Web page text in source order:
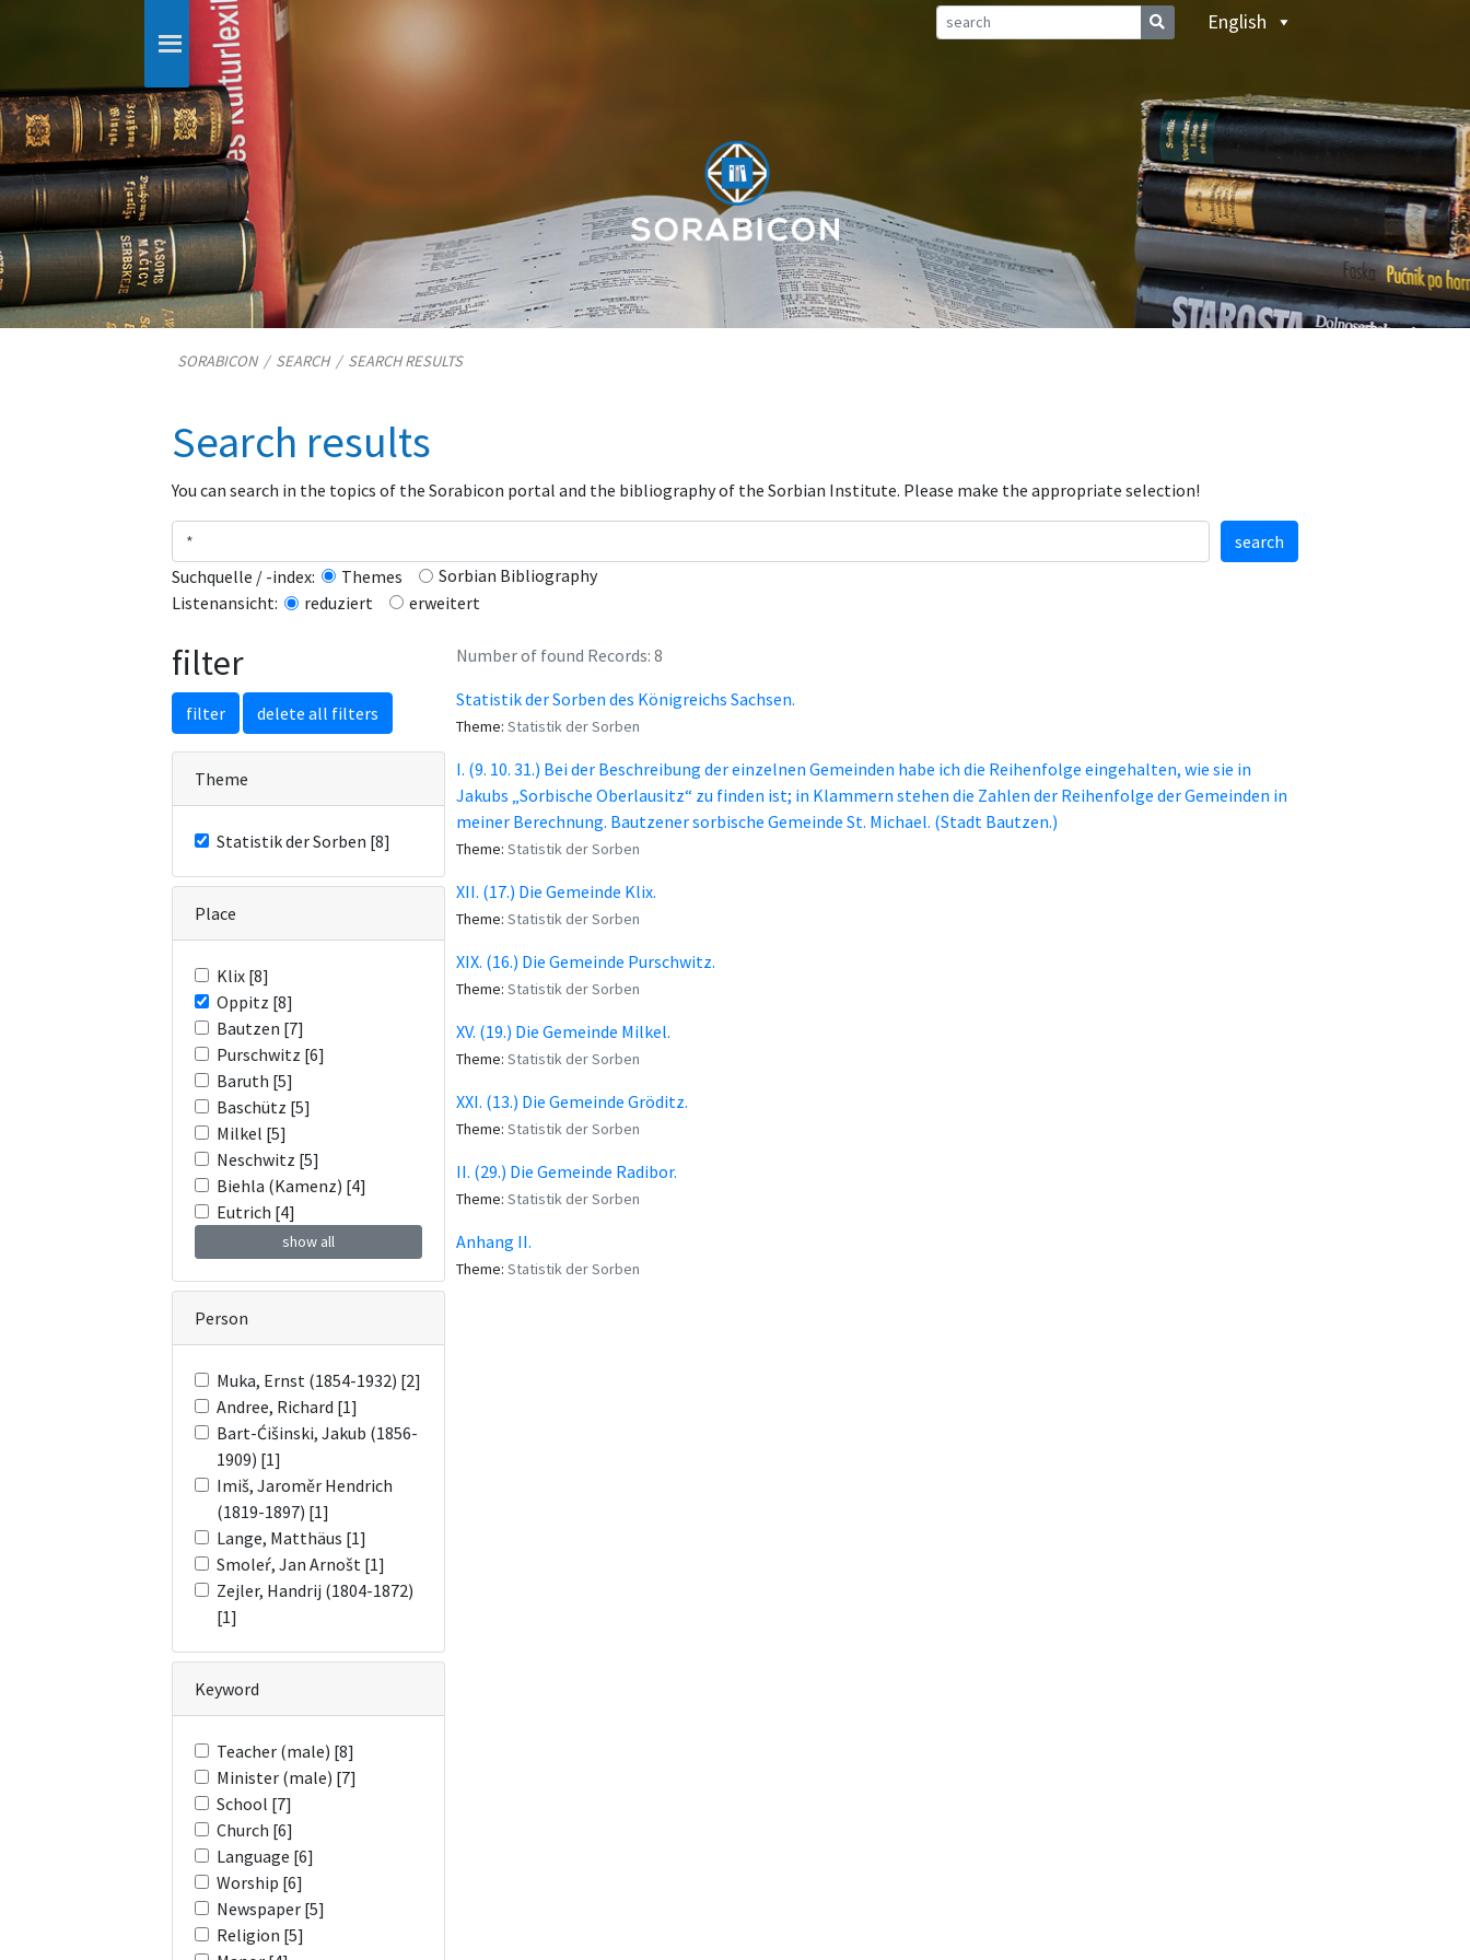
English
SORABICON/ SEARCH/ SEARCH RESULTS
Search results
You can search in the topics of the Sorabicon portal and the bibliography of the Sorbian Institute. Please make the appropriate selection!
Suchquelle / -index: Themes
Sorbian Bibliography
Listenansicht:
reduziert erweitert
search
filter
filter delete all filters
Theme
Statistik der Sorben [8]
Place
Klix [8]
Oppitz [8]
Bautzen [7]
Purschwitz [6]
Baruth [5]
Baschütz [5]
Milkel [5]
Neschwitz [5]
Biehla (Kamenz) [4]
Eutrich [4]
show all
Person
Muka, Ernst (1854-1932) [2]
Andree, Richard [1]
Bart-Ćišinski, Jakub (1856-
1909) [1]
Imiš, Jaroměr Hendrich
(1819-1897) [1]
Lange, Matthäus [1]
Smoleŕ, Jan Arnošt [1]
Zejler, Handrij (1804-1872)
[1]
Keyword
Teacher (male) [8]
Minister (male) [7]
School [7]
Church [6]
Language [6]
Worship [6]
Newspaper [5]
Religion [5]
Number of found Records: 8
Statistik der Sorben des Königreichs Sachsen.
Theme: Statistik der Sorben
I. (9. 10. 31.) Bei der Beschreibung der einzelnen Gemeinden habe ich die Reihenfolge eingehalten, wie sie in
Jakubs „Sorbische Oberlausitz“ zu finden ist; in Klammern stehen die Zahlen der Reihenfolge der Gemeinden in
meiner Berechnung. Bautzener sorbische Gemeinde St. Michael. (Stadt Bautzen.)
Theme: Statistik der Sorben
XII. (17.) Die Gemeinde Klix.
Theme: Statistik der Sorben
XIX. (16.) Die Gemeinde Purschwitz.
Theme: Statistik der Sorben
XV. (19.) Die Gemeinde Milkel.
Theme: Statistik der Sorben
XXI. (13.) Die Gemeinde Gröditz.
Theme: Statistik der Sorben
II. (29.) Die Gemeinde Radibor.
Theme: Statistik der Sorben
Anhang II.
Theme: Statistik der Sorben